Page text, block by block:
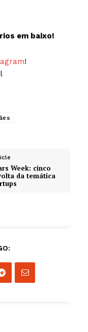
em baixo!
!
Week: cinco
da temática